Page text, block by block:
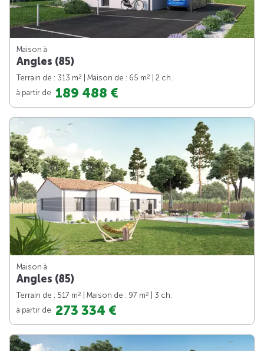
Maison à
Angles (85)
Terrain de : 313 m2 | Maison de : 65 m2
| 2 ch.
à partir de 189 488 €
Maison à
Angles (85)
Terrain de : 517 m2 | Maison de : 97 m2
| 3 ch.
à partir de 273 334 €